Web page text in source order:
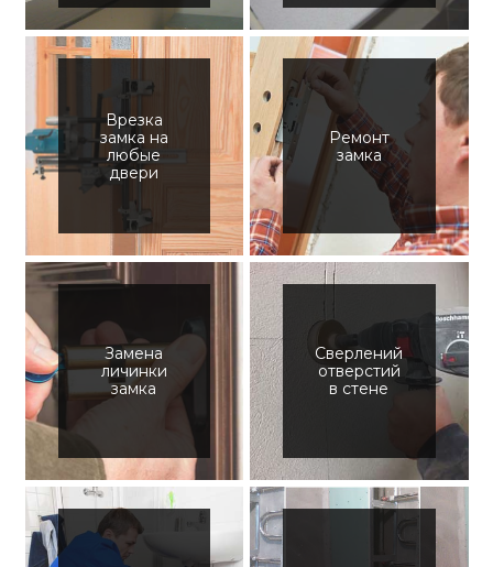
Врезка
замка на
любые
двери
Ремонт
замка
Замена
личинки
замка
Сверлений
отверстий
в стене